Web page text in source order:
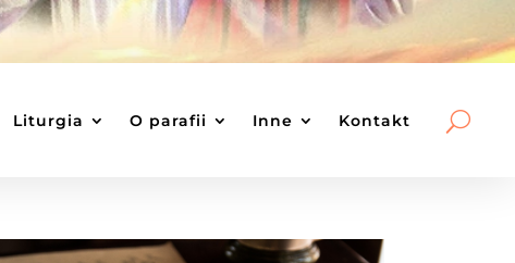
Liturgia O parafii Inne Kontakt